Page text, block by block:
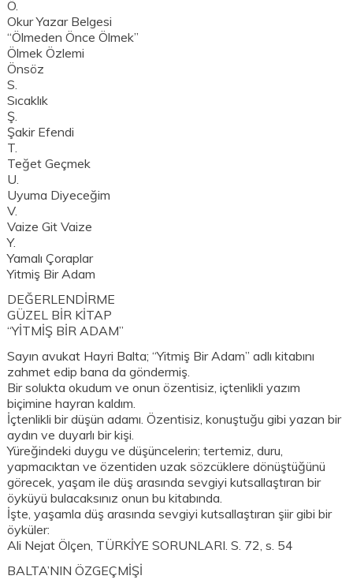
Ö.
Okur Yazar Belgesi
“Ölmeden Önce Ölmek”
Ölmek Özlemi
Önsöz
S.
Sıcaklık
Ş.
Şakir Efendi
T.
Teğet Geçmek
U.
Uyuma Diyeceğim
V.
Vaize Git Vaize
Y.
Yamalı Çoraplar
Yitmiş Bir Adam
DEĞERLENDİRME
GÜZEL BİR KİTAP
“YİTMİŞ BİR ADAM”
Sayın avukat Hayri Balta; “Yitmiş Bir Adam” adlı kitabını
zahmet edip bana da göndermiş.
Bir solukta okudum ve onun özentisiz, içtenlikli yazım
biçimine hayran kaldım.
İçtenlikli bir düşün adamı. Özentisiz, konuştuğu gibi yazan bir
aydın ve duyarlı bir kişi.
Yüreğindeki duygu ve düşüncelerin; tertemiz, duru,
yapmacıktan ve özentiden uzak sözcüklere dönüştüğünü
görecek, yaşam ile düş arasında sevgiyi kutsallaştıran bir
öyküyü bulacaksınız onun bu kitabında.
İşte, yaşamla düş arasında sevgiyi kutsallaştıran şiir gibi bir
öyküler:
Ali Nejat Ölçen, TÜRKİYE SORUNLARI. S. 72, s. 54
BALTA’NIN ÖZGEÇMİŞİ